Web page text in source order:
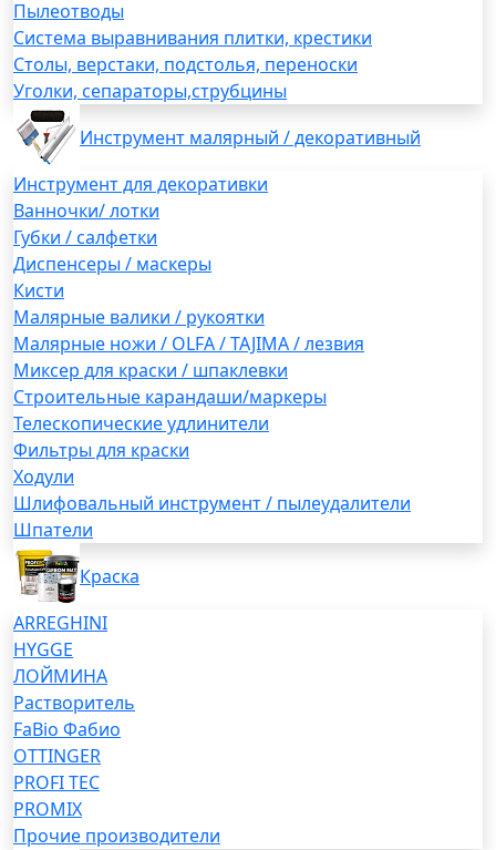
Пылеотводы
Система выравнивания плитки, крестики
Столы, верстаки, подстолья, переноски
Уголки, сепараторы,струбцины
Инструмент малярный / декоративный
Инструмент для декоративки
Ванночки/ лотки
Губки / салфетки
Диспенсеры / маскеры
Кисти
Малярные валики / рукоятки
Малярные ножи / OLFA / TAJIMA / лезвия
Миксер для краски / шпаклевки
Строительные карандаши/маркеры
Телескопические удлинители
Фильтры для краски
Ходули
Шлифовальный инструмент / пылеудалители
Шпатели
Краска
ARREGHINI
HYGGE
ЛОЙМИНА
Растворитель
FaBio Фабио
OTTINGER
PROFI TEC
PROMIX
Прочие производители